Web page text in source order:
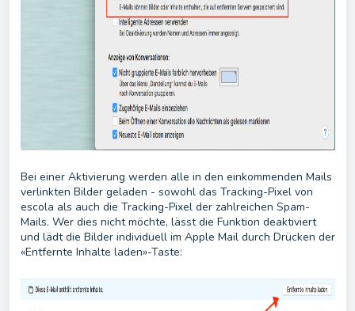
Bei einer Aktivierung werden alle in den einkommenden Mails
verlinkten Bilder geladen - sowohl das Tracking-Pixel von
escola als auch die Tracking-Pixel der zahlreichen Spam-
Mails. Wer dies nicht möchte, lässt die Funktion deaktiviert
und lädt die Bilder individuell im Apple Mail durch Drücken der
«Entfernte Inhalte laden»-Taste: